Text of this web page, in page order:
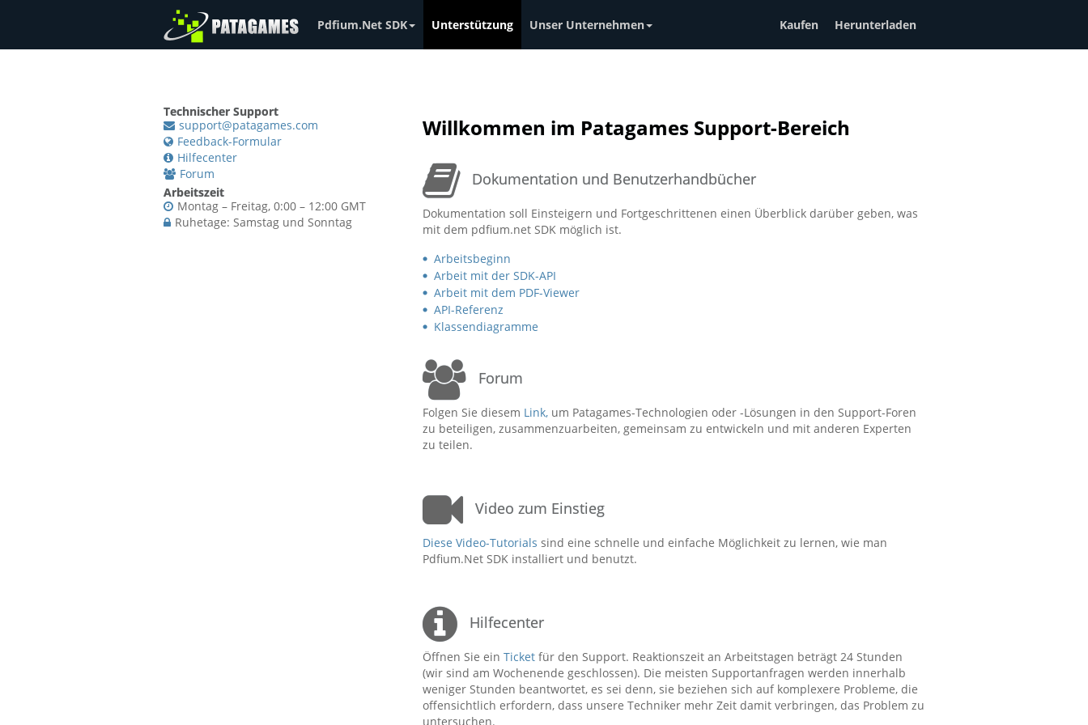
Pdfium.Net SDK Unterstützung Unser Unternehmen Kaufen Herunterladen
Technischer Support
support@patagames.com
Feedback-Formular
Hilfecenter
Forum
Arbeitszeit
Montag – Freitag, 0:00 – 12:00 GMT
Ruhetage: Samstag und Sonntag
Willkommen im Patagames Support-Bereich
Dokumentation und Benutzerhandbücher
Dokumentation soll Einsteigern und Fortgeschrittenen einen Überblick darüber geben, was
mit dem pdfium.net SDK möglich ist.
Arbeitsbeginn
Arbeit mit der SDK-API
Arbeit mit dem PDF-Viewer
API-Referenz
Klassendiagramme
Forum
Folgen Sie diesem Link, um Patagames-Technologien oder -Lösungen in den Support-Foren
zu beteiligen, zusammenzuarbeiten, gemeinsam zu entwickeln und mit anderen Experten
zu teilen.
Video zum Einstieg
Diese Video-Tutorials sind eine schnelle und einfache Möglichkeit zu lernen, wie man
Pdfium.Net SDK installiert und benutzt.
Hilfecenter
Öffnen Sie ein Ticket für den Support. Reaktionszeit an Arbeitstagen beträgt 24 Stunden
(wir sind am Wochenende geschlossen). Die meisten Supportanfragen werden innerhalb
weniger Stunden beantwortet, es sei denn, sie beziehen sich auf komplexere Probleme, die
offensichtlich erfordern, dass unsere Techniker mehr Zeit damit verbringen, das Problem zu
untersuchen.